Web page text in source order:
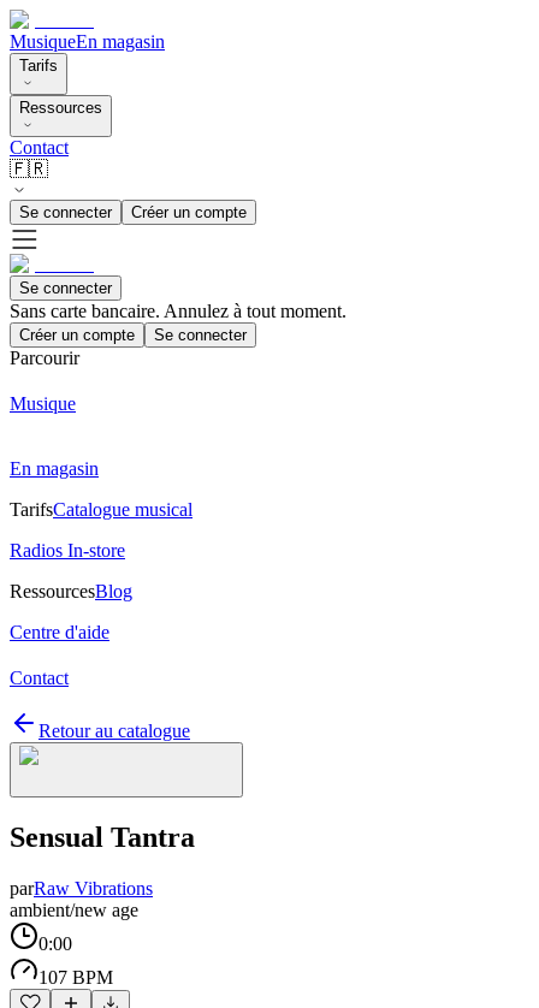
MusiqueEn magasin
Tarifs
Ressources
Contact
🇫🇷
Se connecter Créer un compte
Se connecter
Sans carte bancaire. Annulez à tout moment.
Créer un compte Se connecter
Parcourir
Musique
En magasin
TarifsCatalogue musical
Radios In-store
RessourcesBlog
Centre d'aide
Contact
Retour au catalogue
Sensual Tantra
parRaw Vibrations
ambient/new age
0:00
107 BPM